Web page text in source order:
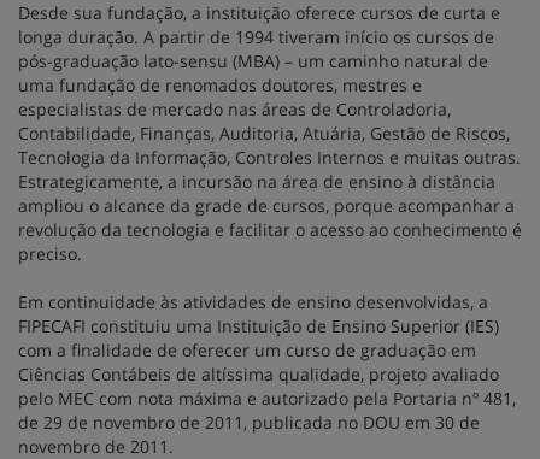
Desde sua fundação, a instituição oferece cursos de curta e
longa duração. A partir de 1994 tiveram início os cursos de
pós-graduação lato-sensu (MBA) – um caminho natural de
uma fundação de renomados doutores, mestres e
especialistas de mercado nas áreas de Controladoria,
Contabilidade, Finanças, Auditoria, Atuária, Gestão de Riscos,
Tecnologia da Informação, Controles Internos e muitas outras.
Estrategicamente, a incursão na área de ensino à distância
ampliou o alcance da grade de cursos, porque acompanhar a
revolução da tecnologia e facilitar o acesso ao conhecimento é
preciso.
Em continuidade às atividades de ensino desenvolvidas, a
FIPECAFI constituiu uma Instituição de Ensino Superior (IES)
com a finalidade de oferecer um curso de graduação em
Ciências Contábeis de altíssima qualidade, projeto avaliado
pelo MEC com nota máxima e autorizado pela Portaria nº 481,
de 29 de novembro de 2011, publicada no DOU em 30 de
novembro de 2011.